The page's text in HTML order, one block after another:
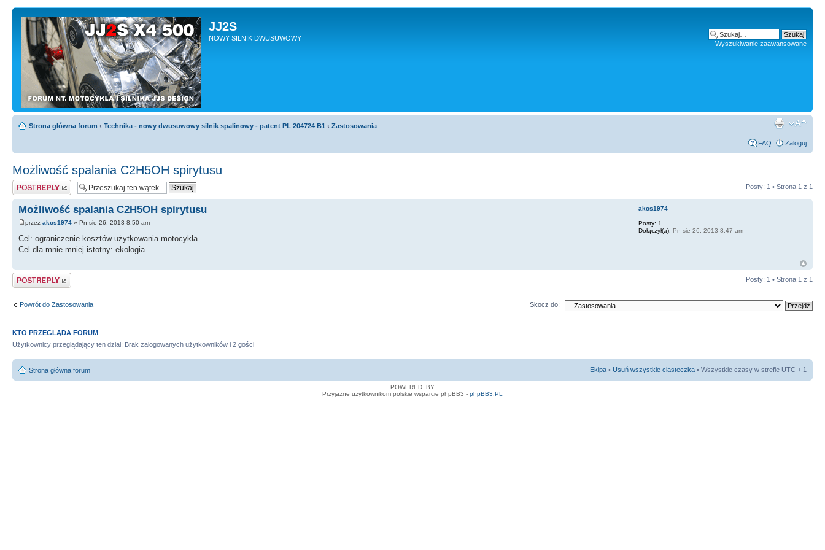
JJ2S
NOWY SILNIK DWUSUWOWY
Wyszukiwanie zaawansowane
Strona główna forum ‹ Technika - nowy dwusuwowy silnik spalinowy - patent PL 204724 B1 ‹ Zastosowania
FAQ Zaloguj
Możliwość spalania C2H5OH spirytusu
Odpowiedz Posty: 1 • Strona 1 z 1
Możliwość spalania C2H5OH spirytusu
przez akos1974 » Pn sie 26, 2013 8:50 am
Cel: ograniczenie kosztów użytkowania motocykla
Cel dla mnie mniej istotny: ekologia
akos1974
Posty: 1
Dołączył(a): Pn sie 26, 2013 8:47 am
Odpowiedz Posty: 1 • Strona 1 z 1
Powrót do Zastosowania Skocz do:
KTO PRZEGLĄDA FORUM
Użytkownicy przeglądający ten dział: Brak zalogowanych użytkowników i 2 gości
Strona główna forum Ekipa • Usuń wszystkie ciasteczka • Wszystkie czasy w strefie UTC + 1
POWERED_BY
Przyjazne użytkownikom polskie wsparcie phpBB3 - phpBB3.PL